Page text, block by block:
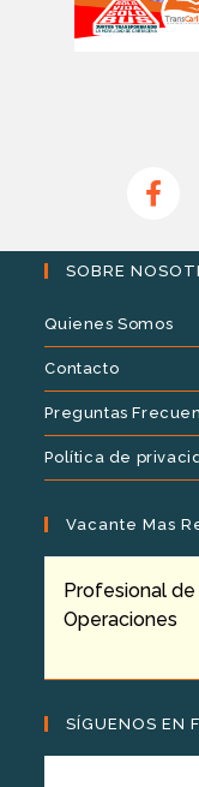
SOBRE
Quienes Somos
Contacto
Preguntas
Política de
Vacante Mas
Profesional de
Operaciones
SÍGUENOS EN